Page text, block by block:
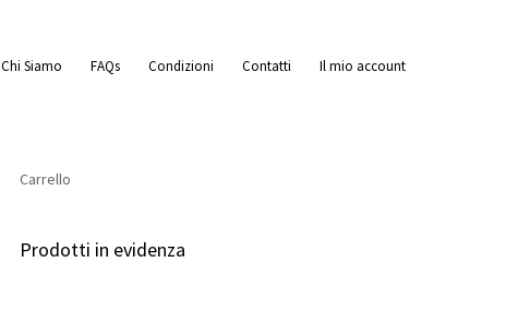
Chi Siamo FAQs Condizioni Contatti Il mio account
Carrello
Prodotti in evidenza